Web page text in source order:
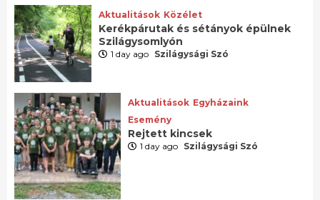
Aktualitások Közélet
Kerékpárutak és sétányok épülnek
Szilágysomlyón
1 day ago Szilágysági Szó
Aktualitások Egyházaink
Esemény
Rejtett kincsek
1 day ago Szilágysági Szó